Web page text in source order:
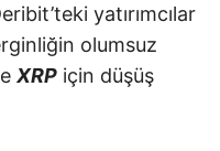
yatırımcılar
olumsuz
XRP için düşüş